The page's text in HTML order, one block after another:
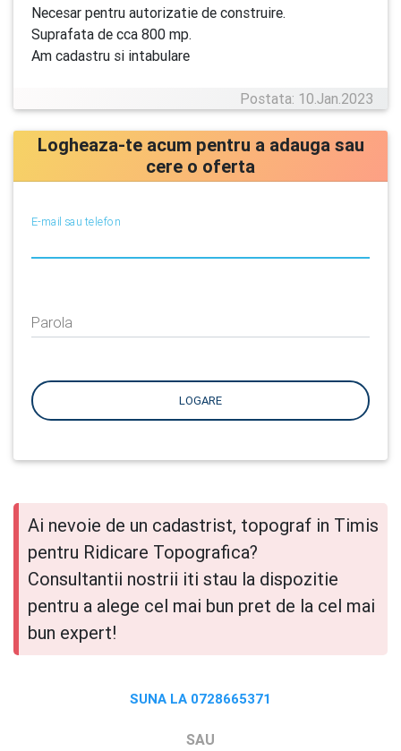
Necesar pentru autorizatie de construire.
Suprafata de cca 800 mp.
Am cadastru si intabulare
Postata: 10.Jan.2023
Logheaza-te acum pentru a adauga sau
cere o oferta
E-mail sau telefon
Parola
LOGARE
Ai nevoie de un cadastrist, topograf in Timis
pentru Ridicare Topografica?
Consultantii nostrii iti stau la dispozitie
pentru a alege cel mai bun pret de la cel mai
bun expert!
SUNA LA 0728665371
SAU